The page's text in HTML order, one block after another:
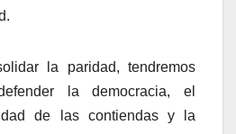
la paridad, tendremos
la democracia, el
de las contiendas y la